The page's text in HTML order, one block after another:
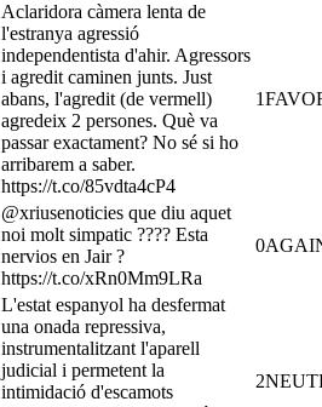
Aclaridora càmera lenta de
l'estranya agressió
independentista d'ahir. Agressors
i agredit caminen junts. Just
abans, l'agredit (de vermell)
agredeix 2 persones. Què va
passar exactament? No sé si ho
arribarem a saber.
https://t.co/85vdta4cP4
1
@xriusenoticies que diu aquet
noi molt simpatic ???? Esta
nervios en Jair ?
https://t.co/xRn0Mm9LRa
0
L'estat espanyol ha desfermat
una onada repressiva,
instrumentalitzant l'aparell
judicial i permetent la
intimidació d'escamots
2